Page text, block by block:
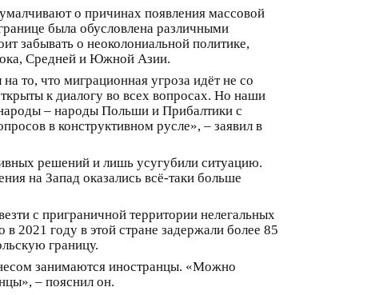
о причинах появления массовой
была обусловлена различными
забывать о неоколониальной политике,
Средней и Южной Азии.
то, что миграционная угроза идёт не со
к диалогу во всех вопросах. Но наши
– народы Польши и Прибалтики с
в конструктивном русле», – заявил в
решений и лишь усугубили ситуацию.
на Запад оказались всё-таки больше
с приграничной территории нелегальных
2021 году в этой стране задержали более 85
границу.
занимаются иностранцы. «Можно
– пояснил он.